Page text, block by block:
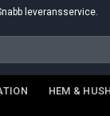
leveransservice.
HEM &